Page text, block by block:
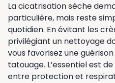
La cicatrisation sèche
particulière, mais reste
quotidien. En évitant les
privilégiant un nettoyage
vous favorisez une
tatouage. L’essentiel est
entre protection et